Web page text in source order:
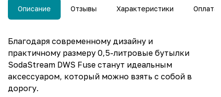
Описание Отзывы Характеристики Оплата
Благодаря современному дизайну и
практичному размеру 0,5-литровые бутылки
SodaStream DWS Fuse станут идеальным
аксессуаром, который можно взять с собой в
дорогу.